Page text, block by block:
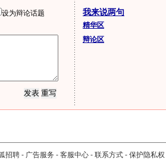
设为辩论话题
我来说两句
精华区
辩论区
招聘 - 广告服务 - 客服中心 - 联系方式 - 保护隐私权